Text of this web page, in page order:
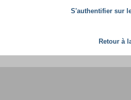
S'authentifier sur
Retour à